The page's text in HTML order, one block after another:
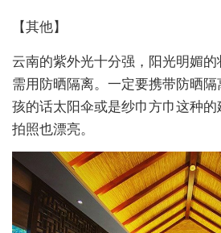
【其他】
云南的紫外光十分强，阳光明媚
需用防晒隔离。一定要携带防晒
孩的话太阳伞或是纱巾方巾这种的
拍照也漂亮。